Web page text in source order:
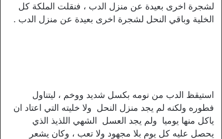
لشجرة اخرى بعيدة عن منزل الدب ، فنقلت الملكة كل
الخلية وباقي النحل لشجرة اخرى بعيدة عن منزل الدب .
استيقظ الدب من نومه بكسل شديد ووخم ، ليتناول
فطوره ولكنه لم يجد منزل النحل ولا خليته التي اعتاد ان
ياكل منها يوميا ولم يجد العسل الشهي اللذيذ الذي
يحصل عليه كل يوم بلا مجهود ولا تعب ، وكان يشعر